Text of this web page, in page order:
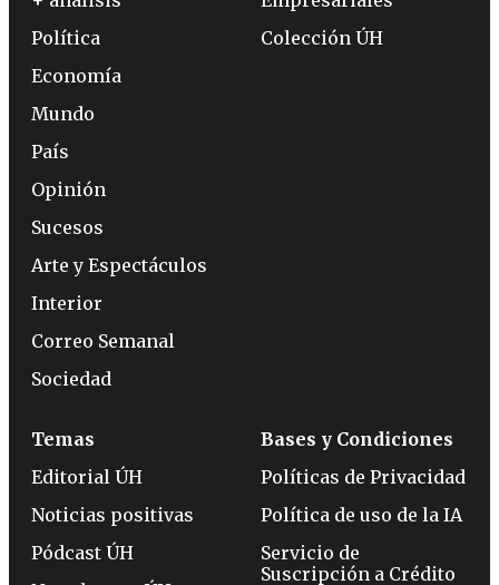
Política
Economía
Mundo
País
Opinión
Sucesos
Arte y Espectáculos
Interior
Correo Semanal
Sociedad
Colección ÚH
Temas
Editorial ÚH
Noticias positivas
Pódcast ÚH
Bases y Condiciones
Políticas de Privacidad
Política de uso de la IA
Servicio de
Suscripción a Crédito